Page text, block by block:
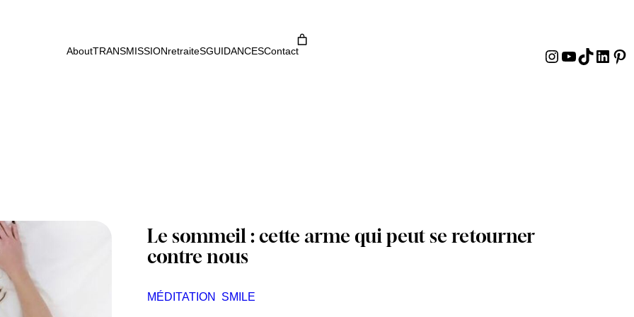
AboutTRANSMISSIONretraiteSGUIDANCESContact Instagram
YouTube
TikTok
Le sommeil : cette arme qui peut se retourner
contre nous
MÉDITATION SMILE